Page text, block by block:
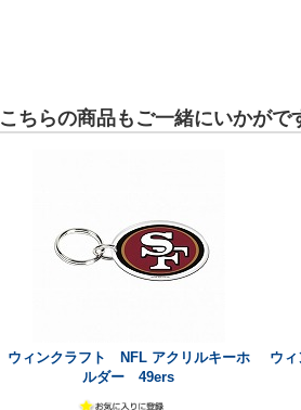
こちらの商品もご一緒にいかがで
ウィンクラフト NFL アクリルキーホ
ルダー 49ers
ウ